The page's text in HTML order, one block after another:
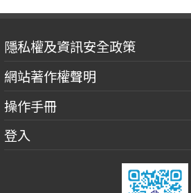
隱私權及資訊安全政策
網站著作權聲明
操作手冊
登入